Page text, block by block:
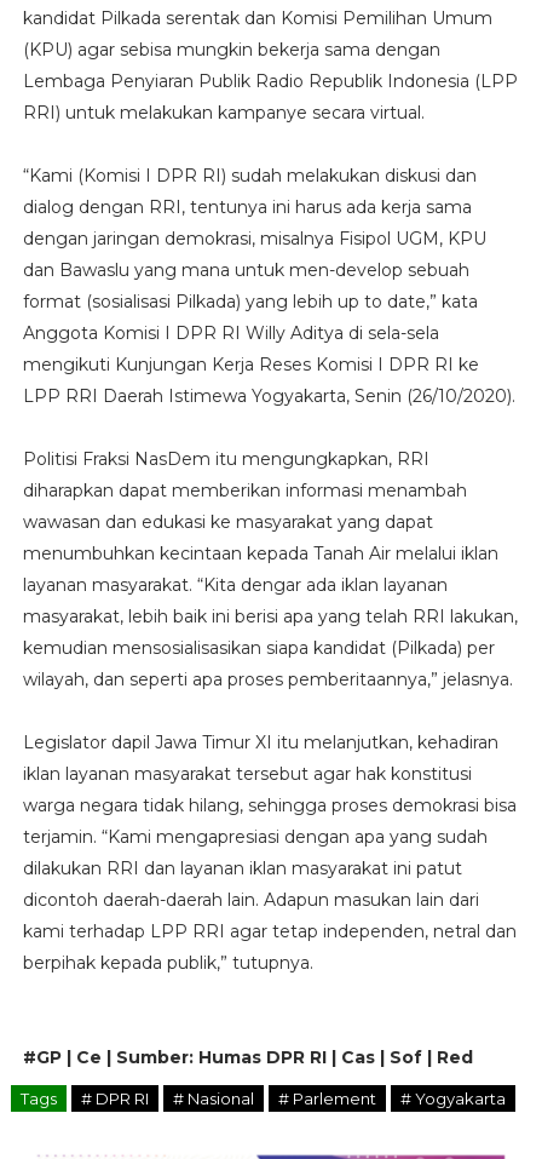
kandidat Pilkada serentak dan Komisi Pemilihan Umum
(KPU) agar sebisa mungkin bekerja sama dengan
Lembaga Penyiaran Publik Radio Republik Indonesia (LPP
RRI) untuk melakukan kampanye secara virtual.
“Kami (Komisi I DPR RI) sudah melakukan diskusi dan
dialog dengan RRI, tentunya ini harus ada kerja sama
dengan jaringan demokrasi, misalnya Fisipol UGM, KPU
dan Bawaslu yang mana untuk men-develop sebuah
format (sosialisasi Pilkada) yang lebih up to date,” kata
Anggota Komisi I DPR RI Willy Aditya di sela-sela
mengikuti Kunjungan Kerja Reses Komisi I DPR RI ke
LPP RRI Daerah Istimewa Yogyakarta, Senin (26/10/2020).
Politisi Fraksi NasDem itu mengungkapkan, RRI
diharapkan dapat memberikan informasi menambah
wawasan dan edukasi ke masyarakat yang dapat
menumbuhkan kecintaan kepada Tanah Air melalui iklan
layanan masyarakat. “Kita dengar ada iklan layanan
masyarakat, lebih baik ini berisi apa yang telah RRI lakukan,
kemudian mensosialisasikan siapa kandidat (Pilkada) per
wilayah, dan seperti apa proses pemberitaannya,” jelasnya.
Legislator dapil Jawa Timur XI itu melanjutkan, kehadiran
iklan layanan masyarakat tersebut agar hak konstitusi
warga negara tidak hilang, sehingga proses demokrasi bisa
terjamin. “Kami mengapresiasi dengan apa yang sudah
dilakukan RRI dan layanan iklan masyarakat ini patut
dicontoh daerah-daerah lain. Adapun masukan lain dari
kami terhadap LPP RRI agar tetap independen, netral dan
berpihak kepada publik,” tutupnya.
#GP | Ce | Sumber: Humas DPR RI | Cas | Sof | Red
Tags # DPR RI # Nasional # Parlement # Yogyakarta